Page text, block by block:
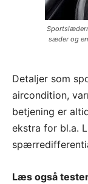
sæder og
Detaljer som
aircondition,
betjening er
ekstra for bl.a.
Læs også